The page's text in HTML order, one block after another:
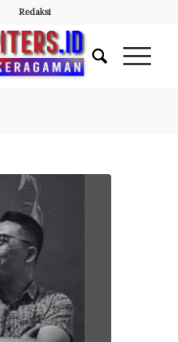
Redaksi